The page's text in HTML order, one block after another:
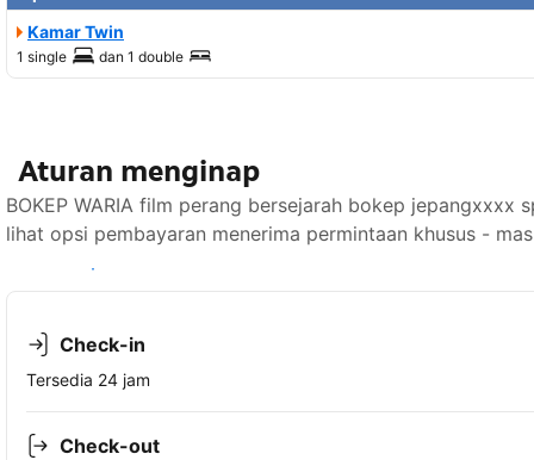
Kamar Twin
1 single dan 1 double
Aturan menginap
BOKEP WARIA film perang bersejarah bokep
lihat opsi pembayaran menerima permintaan khusus -
Lihat ketersediaan
Check-in
Tersedia 24 jam
Check-out